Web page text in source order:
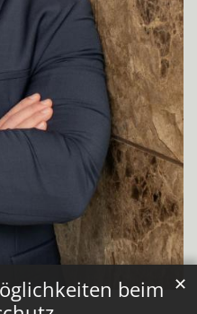
beim ✕